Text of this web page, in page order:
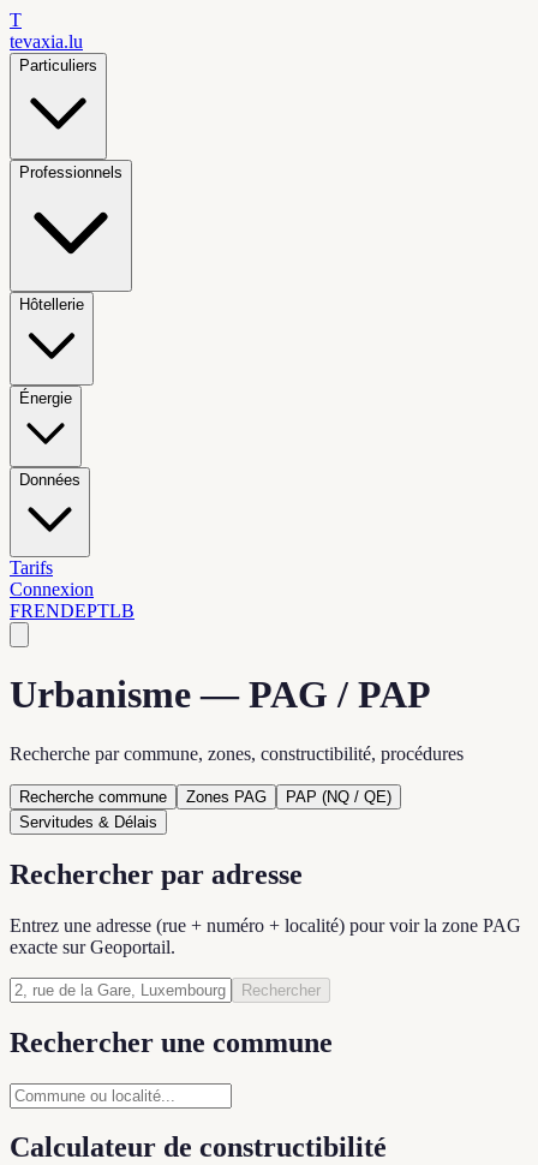
T
tevaxia.lu
Particuliers
Professionnels
Hôtellerie
Énergie
Données
Tarifs
Connexion
FRENDEPTLB
Urbanisme — PAG / PAP
Recherche par commune, zones, constructibilité, procédures
Recherche commune Zones PAG
PAP (NQ / QE)
Servitudes & Délais
Rechercher par adresse
Entrez une adresse (rue + numéro + localité) pour voir la zone PAG
exacte sur Geoportail.
Rechercher
Rechercher une commune
Calculateur de constructibilité